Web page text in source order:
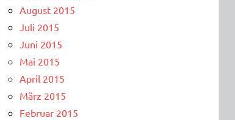
August 2015
Juli 2015
Juni 2015
Mai 2015
April 2015
März 2015
Februar 2015